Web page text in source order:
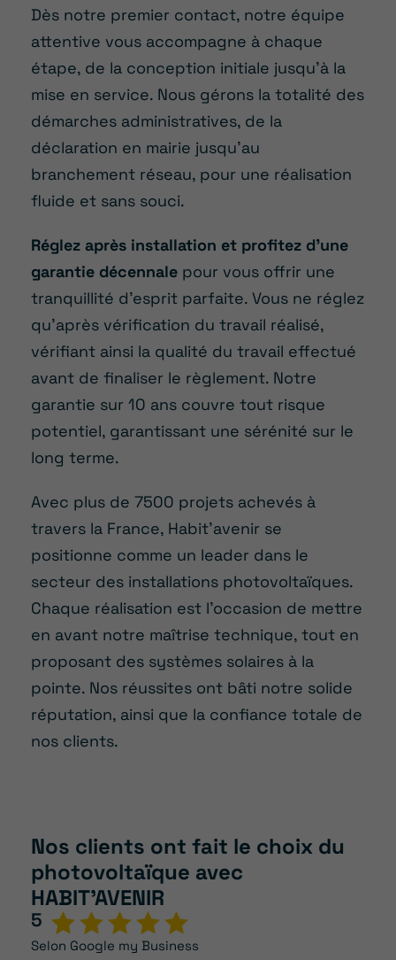
Dès notre premier contact, notre équipe
attentive vous accompagne à chaque
étape, de la conception initiale jusqu’à la
mise en service. Nous gérons la totalité des
démarches administratives, de la
déclaration en mairie jusqu’au
branchement réseau, pour une réalisation
fluide et sans souci.
Réglez après installation et profitez d’une
garantie décennale pour vous offrir une
tranquillité d’esprit parfaite. Vous ne réglez
qu’après vérification du travail réalisé,
vérifiant ainsi la qualité du travail effectué
avant de finaliser le règlement. Notre
garantie sur 10 ans couvre tout risque
potentiel, garantissant une sérénité sur le
long terme.
Avec plus de 7500 projets achevés à
travers la France, Habit’avenir se
positionne comme un leader dans le
secteur des installations photovoltaïques.
Chaque réalisation est l’occasion de mettre
en avant notre maîtrise technique, tout en
proposant des systèmes solaires à la
pointe. Nos réussites ont bâti notre solide
réputation, ainsi que la confiance totale de
nos clients.
Nos clients ont fait le choix du
photovoltaïque avec
HABIT’AVENIR
5
Selon Google my Business